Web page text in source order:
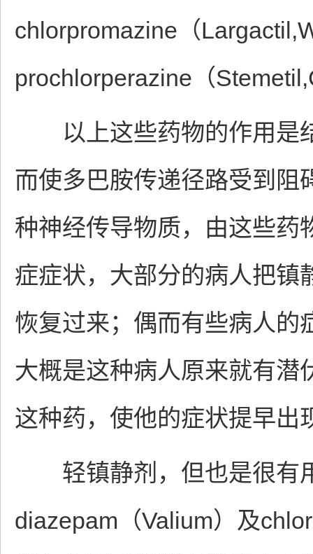
chlorpromazine（
prochlorperazine（
以上这些药物的作用是
而使多巴胺传递径路受到阻
种神经传导物质，由这些药
症症状，大部分的病人把镇
恢复过来；偶而有些病人的
大概是这种病人原来就有潜
这种药，使他的症状提早出
轻镇静剂，但也是很有
diazepam（Valium）及